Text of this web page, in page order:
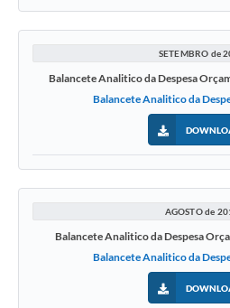
SETEMBRO de
Balancete Analitico da Despesa
Balancete Analitico da
AGOSTO de
Balancete Analitico da Despesa
Balancete Analitico da